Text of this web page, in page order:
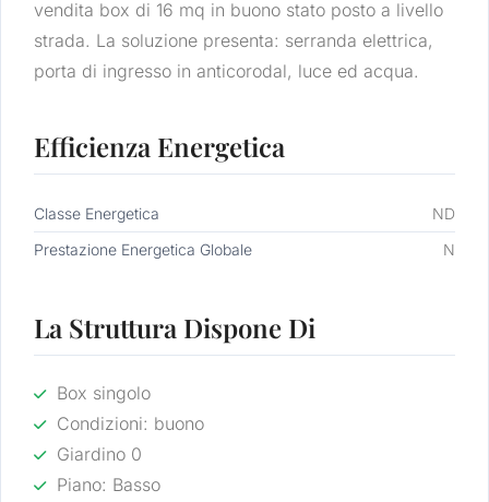
vendita box di 16 mq in buono stato posto a livello
strada. La soluzione presenta: serranda elettrica,
porta di ingresso in anticorodal, luce ed acqua.
Efficienza Energetica
Classe Energetica
ND
Prestazione Energetica Globale
N
La Struttura Dispone Di
Box singolo
Condizioni: buono
Giardino 0
Piano: Basso